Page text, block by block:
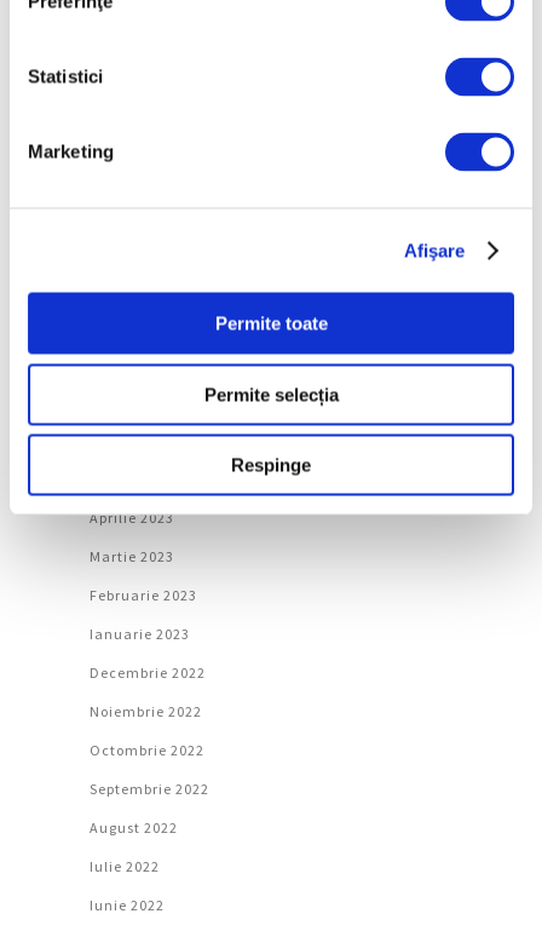
Statistici
Marketing
Afişare
Permite toate
Permite selecția
Respinge
Mai 2024
August 2023
Iunie 2023
Aprilie 2023
Martie 2023
Februarie 2023
Ianuarie 2023
Decembrie 2022
Noiembrie 2022
Octombrie 2022
Septembrie 2022
August 2022
Iulie 2022
Iunie 2022